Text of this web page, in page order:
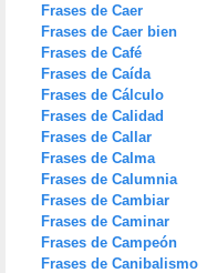
Frases de Caer
Frases de Caer bien
Frases de Café
Frases de Caída
Frases de Cálculo
Frases de Calidad
Frases de Callar
Frases de Calma
Frases de Calumnia
Frases de Cambiar
Frases de Caminar
Frases de Campeón
Frases de Canibalismo